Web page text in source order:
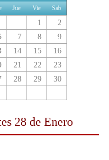
Jue Vie Sab
1
2
7 8
9
14 15
16
21 22
23
28 29
30
28 de Enero